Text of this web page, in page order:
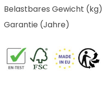
Belastbares Gewicht (kg)
Garantie (Jahre)